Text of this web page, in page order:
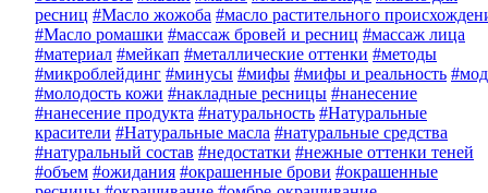
ресниц #Масло жожоба #масло растительного
#Масло ромашки #массаж бровей и ресниц #массаж лица
#материал #мейкап #металлические оттенки #методы
#микроблейдинг #минусы #мифы #мифы и реальность
#молодость кожи #накладные ресницы #нанесение
#нанесение продукта #натуральность #Натуральные
красители #Натуральные масла #натуральные средства
#натуральный состав #недостатки #нежные оттенки теней
#объем #ожидания #окрашенные брови #окрашенные